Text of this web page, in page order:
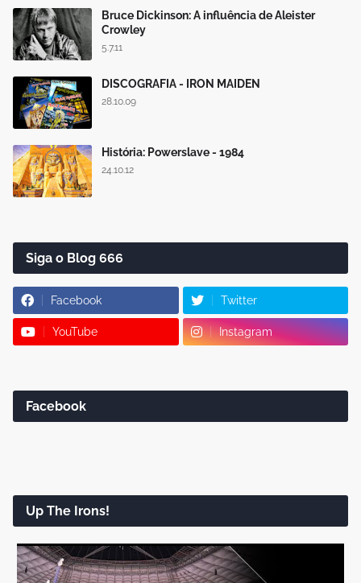
Bruce Dickinson: A influência de Aleister
Crowley
5.7.11
DISCOGRAFIA - IRON MAIDEN
28.10.09
História: Powerslave - 1984
24.10.12
Siga o Blog 666
Facebook Twitter
YouTube Instagram
Facebook
Up The Irons!